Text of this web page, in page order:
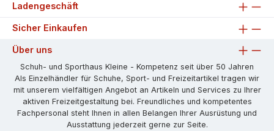
Ladengeschäft
Sicher Einkaufen
Über uns
Schuh- und Sporthaus Kleine - Kompetenz seit über 50 Jahren
Als Einzelhändler für Schuhe, Sport- und Freizeitartikel tragen wir
mit unserem vielfältigen Angebot an Artikeln und Services zu Ihrer
aktiven Freizeitgestaltung bei. Freundliches und kompetentes
Fachpersonal steht Ihnen in allen Belangen Ihrer Ausrüstung und
Ausstattung jederzeit gerne zur Seite.